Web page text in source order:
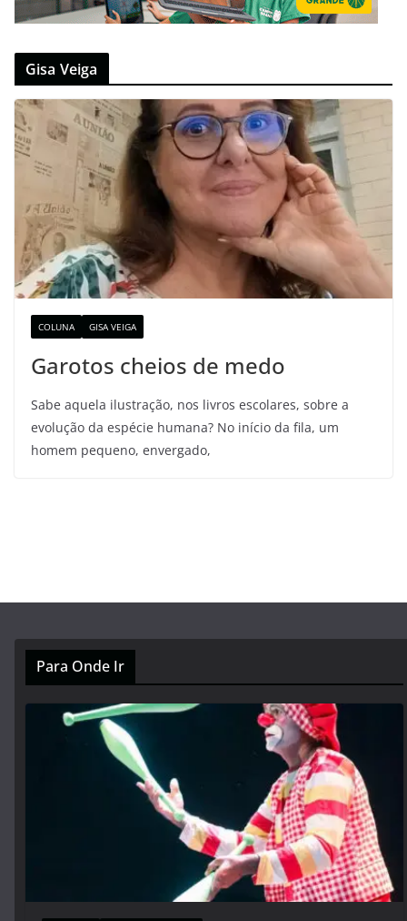
Gisa Veiga
COLUNA GISA VEIGA
Garotos cheios de medo
Sabe aquela ilustração, nos livros escolares, sobre a
evolução da espécie humana? No início da fila, um
homem pequeno, envergado,
Para Onde Ir